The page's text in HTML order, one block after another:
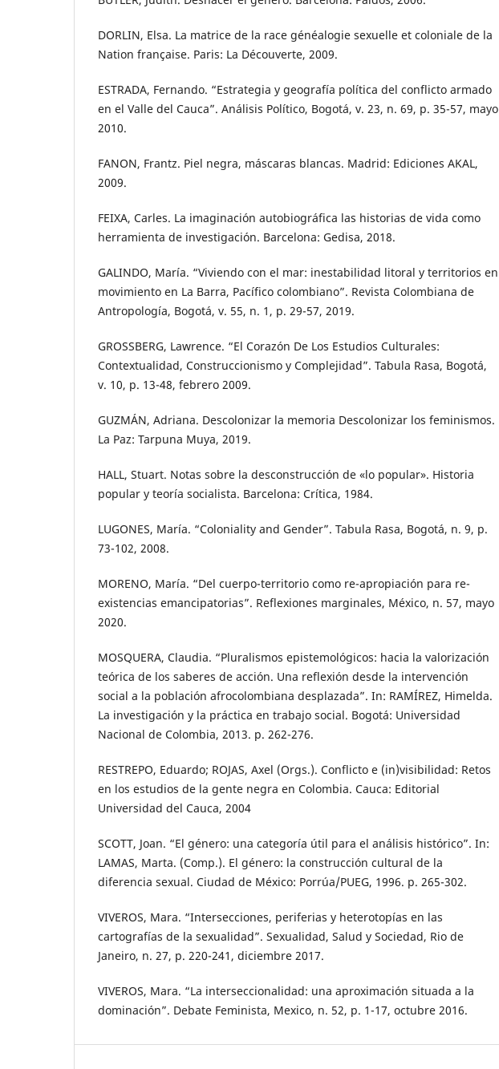
DORLIN, Elsa. La matrice de la race généalogie sexuelle et coloniale de la
Nation française. Paris: La Découverte, 2009.
ESTRADA, Fernando. “Estrategia y geografía política del conflicto armado
en el Valle del Cauca”. Análisis Político, Bogotá, v. 23, n. 69, p. 35-57, mayo
2010.
FANON, Frantz. Piel negra, máscaras blancas. Madrid: Ediciones AKAL,
2009.
FEIXA, Carles. La imaginación autobiográfica las historias de vida como
herramienta de investigación. Barcelona: Gedisa, 2018.
GALINDO, María. “Viviendo con el mar: inestabilidad litoral y territorios en
movimiento en La Barra, Pacífico colombiano”. Revista Colombiana de
Antropología, Bogotá, v. 55, n. 1, p. 29-57, 2019.
GROSSBERG, Lawrence. “El Corazón De Los Estudios Culturales:
Contextualidad, Construccionismo y Complejidad”. Tabula Rasa, Bogotá,
v. 10, p. 13-48, febrero 2009.
GUZMÁN, Adriana. Descolonizar la memoria Descolonizar los feminismos.
La Paz: Tarpuna Muya, 2019.
HALL, Stuart. Notas sobre la desconstrucción de «lo popular». Historia
popular y teoría socialista. Barcelona: Crítica, 1984.
LUGONES, María. “Coloniality and Gender”. Tabula Rasa, Bogotá, n. 9, p.
73-102, 2008.
MORENO, María. “Del cuerpo-territorio como re-apropiación para re-
existencias emancipatorias”. Reflexiones marginales, México, n. 57, mayo
2020.
MOSQUERA, Claudia. “Pluralismos epistemológicos: hacia la valorización
teórica de los saberes de acción. Una reflexión desde la intervención
social a la población afrocolombiana desplazada”. In: RAMÍREZ, Himelda.
La investigación y la práctica en trabajo social. Bogotá: Universidad
Nacional de Colombia, 2013. p. 262-276.
RESTREPO, Eduardo; ROJAS, Axel (Orgs.). Conflicto e (in)visibilidad: Retos
en los estudios de la gente negra en Colombia. Cauca: Editorial
Universidad del Cauca, 2004
SCOTT, Joan. “El género: una categoría útil para el análisis histórico”. In:
LAMAS, Marta. (Comp.). El género: la construcción cultural de la
diferencia sexual. Ciudad de México: Porrúa/PUEG, 1996. p. 265-302.
VIVEROS, Mara. “Intersecciones, periferias y heterotopías en las
cartografías de la sexualidad”. Sexualidad, Salud y Sociedad, Rio de
Janeiro, n. 27, p. 220-241, diciembre 2017.
VIVEROS, Mara. “La interseccionalidad: una aproximación situada a la
dominación”. Debate Feminista, Mexico, n. 52, p. 1-17, octubre 2016.